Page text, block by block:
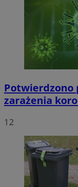
Potwierdzono
zarażenia
12